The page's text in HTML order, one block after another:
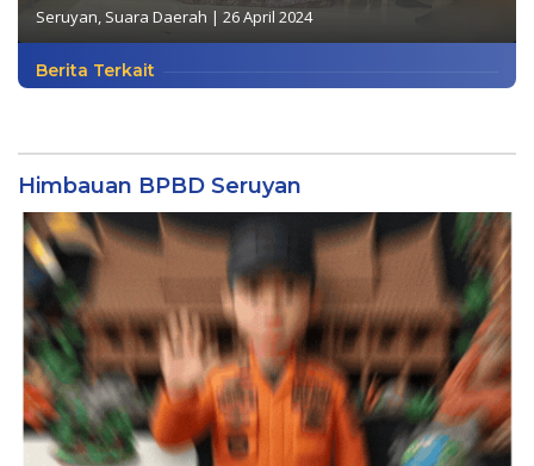
Seruyan, Suara Daerah | 26 April 2024
Berita Terkait
Himbauan BPBD Seruyan